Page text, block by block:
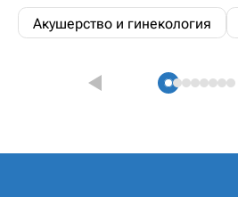
Акушерство и гинекология